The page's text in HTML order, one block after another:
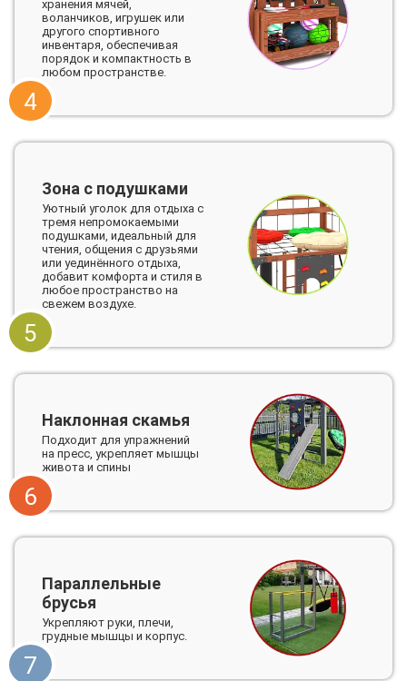
4
хранения мячей,
воланчиков, игрушек или
другого спортивного
инвентаря, обеспечивая
порядок и компактность в
любом пространстве.
5
Зона с подушками
Уютный уголок для отдыха с
тремя непромокаемыми
подушками, идеальный для
чтения, общения с друзьями
или уединённого отдыха,
добавит комфорта и стиля в
любое пространство на
свежем воздухе.
6
Наклонная скамья
Подходит для упражнений
на пресс, укрепляет мышцы
живота и спины
7
Параллельные
брусья
Укрепляют руки, плечи,
грудные мышцы и корпус.